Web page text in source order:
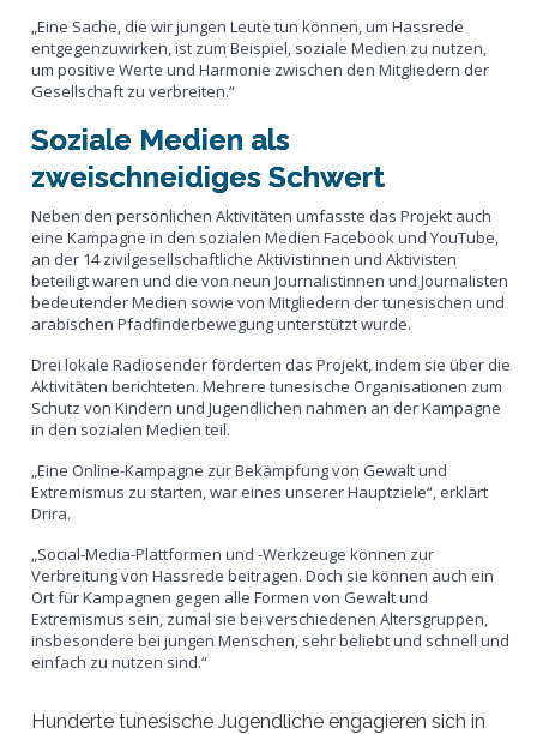
„Eine Sache, die wir jungen Leute tun können, um Hassrede
entgegenzuwirken, ist zum Beispiel, soziale Medien zu nutzen,
um positive Werte und Harmonie zwischen den Mitgliedern der
Gesellschaft zu verbreiten.“
Soziale Medien als
zweischneidiges Schwert
Neben den persönlichen Aktivitäten umfasste das Projekt auch
eine Kampagne in den sozialen Medien Facebook und YouTube,
an der 14 zivilgesellschaftliche Aktivistinnen und Aktivisten
beteiligt waren und die von neun Journalistinnen und Journalisten
bedeutender Medien sowie von Mitgliedern der tunesischen und
arabischen Pfadfinderbewegung unterstützt wurde.
Drei lokale Radiosender förderten das Projekt, indem sie über die
Aktivitäten berichteten. Mehrere tunesische Organisationen zum
Schutz von Kindern und Jugendlichen nahmen an der Kampagne
in den sozialen Medien teil.
„Eine Online-Kampagne zur Bekämpfung von Gewalt und
Extremismus zu starten, war eines unserer Hauptziele“, erklärt
Drira.
„Social-Media-Plattformen und -Werkzeuge können zur
Verbreitung von Hassrede beitragen. Doch sie können auch ein
Ort für Kampagnen gegen alle Formen von Gewalt und
Extremismus sein, zumal sie bei verschiedenen Altersgruppen,
insbesondere bei jungen Menschen, sehr beliebt und schnell und
einfach zu nutzen sind.“
Hunderte tunesische Jugendliche engagieren sich in